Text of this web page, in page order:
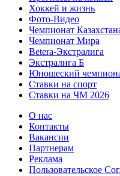
Хоккей и жизнь
Фото-Видео
Чемпионат
Чемпионат Мира
Betera-Экстралига
Экстралига Б
Юношеский
Ставки на спорт
Ставки на ЧМ 2026
О нас
Контакты
Вакансии
Партнерам
Реклама
Пользовательское